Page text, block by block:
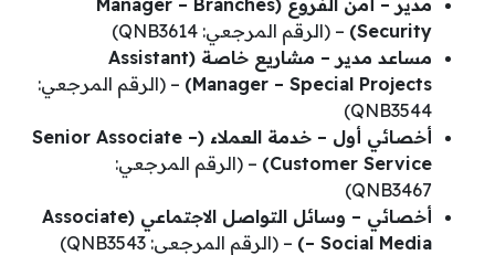
Security) – (الرقم المرجعي: QNB3614)
مساعد مدير – مشاريع خاصة (Assistant
Manager – Special Projects)
– (الرقم المرجعي:
QNB3544)
أخصائي أول – خدمة العملاء (Senior Associate –
Customer Service)
– (الرقم المرجعي:
QNB3467)
أخصائي – وسائل التواصل الاجتماعي (Associate
– Social Media)
– (الرقم المرجعي: QNB3543)